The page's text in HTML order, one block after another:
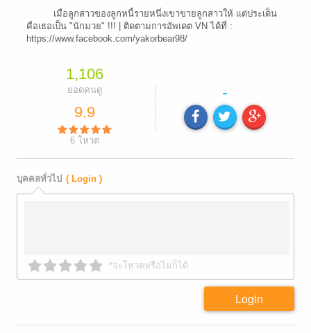
เมื่อลูกสาวของลูกหนี้รายหนึ่งเขาขายลูกสาวให้ แต่ประเด็น
คือเธอเป็น "นักมวย" !!! | ติดตามการอัพเดต VN ได้ที่ :
https://www.facebook.com/yakorbear98/
1,106
ยอดคนดู
9.9
6โหวต
-
บุคคลทั่วไป ( Login )
*จะโหวตหรือไม่ก็ได้
Login